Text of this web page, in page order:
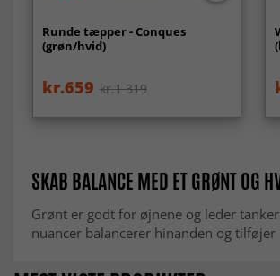
Runde tæpper - Conques
(grøn/hvid)
kr.659 kr.1 319
SKAB BALANCE MED ET GRØNT OG
Grønt er godt for øjnene og leder
nuancer balancerer hinanden og